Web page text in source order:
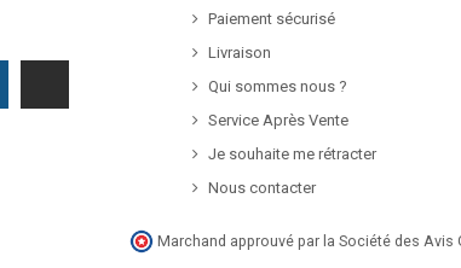
Paiement sécurisé
Livraison
Qui sommes nous ?
Service Après Vente
Je souhaite me rétracter
Nous contacter
Marchand approuvé par la Société des Avis